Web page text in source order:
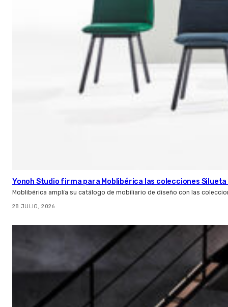
Yonoh Studio firma para Moblibérica las colecciones Silueta
Moblibérica amplía su catálogo de mobiliario de diseño con las
28 JULIO, 2026